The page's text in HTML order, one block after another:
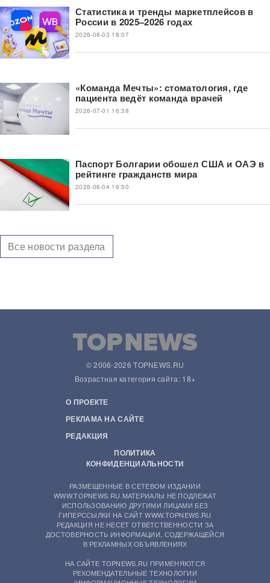
Статистика и тренды маркетплейсов в
России в 2025–2026 годах
2026-08-03 18:07
«Команда Мечты»: стоматология, где
пациента ведёт команда врачей
2026-07-01 16:38
Паспорт Болгарии обошел США и ОАЭ в
рейтинге гражданств мира
2026-06-04 16:50
Все новости раздела
© 2006-2026 TOPNEWS.RU
Возрастная категория сайта: 18+
О ПРОЕКТЕ
РЕКЛАМА НА САЙТЕ
РЕДАКЦИЯ
ПОЛИТИКА
КОНФИДЕНЦИАЛЬНОСТИ
РАЗМЕЩЕННЫЕ В СЕТЕВОМ ИЗДАНИИ
WWW.TOPNEWS.RU МАТЕРИАЛЫ НЕ ПОДЛЕЖАТ
ИСПОЛЬЗОВАНИЮ ДРУГИМИ ЛИЦАМИ БЕЗ
ГИПЕРССЫЛКИ НА САЙТ WWW.TOPNEWS.RU
РЕДАКЦИЯ НЕ НЕСЕТ ОТВЕТСТВЕННОСТИ ЗА
ДОСТОВЕРНОСТЬ ИНФОРМАЦИИ, СОДЕРЖАЩЕЙСЯ
В РЕКЛАМНЫХ ОБЪЯВЛЕНИЯХ
НА САЙТЕ TOPNEWS.RU ПРИМЕНЯЮТСЯ
РЕКОМЕНДАТЕЛЬНЫЕ ТЕХНОЛОГИИ